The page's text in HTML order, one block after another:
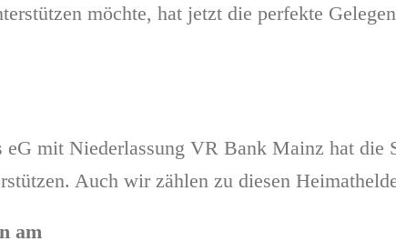
möchte, hat jetzt die perfekte
mit Niederlassung VR Bank Mainz hat die
Auch wir zählen zu diesen
am